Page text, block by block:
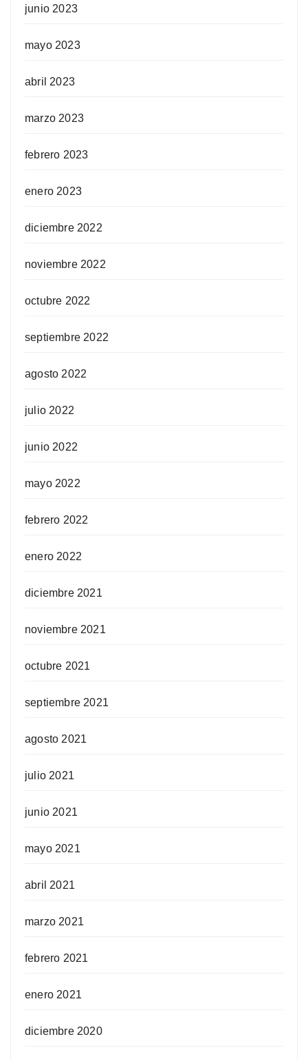
junio 2023
mayo 2023
abril 2023
marzo 2023
febrero 2023
enero 2023
diciembre 2022
noviembre 2022
octubre 2022
septiembre 2022
agosto 2022
julio 2022
junio 2022
mayo 2022
febrero 2022
enero 2022
diciembre 2021
noviembre 2021
octubre 2021
septiembre 2021
agosto 2021
julio 2021
junio 2021
mayo 2021
abril 2021
marzo 2021
febrero 2021
enero 2021
diciembre 2020